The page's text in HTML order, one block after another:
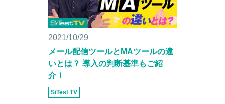
2021/10/29
メール配信ツールとMAツールの違
いとは？ 導入の判断基準もご紹
介！
SiTest TV